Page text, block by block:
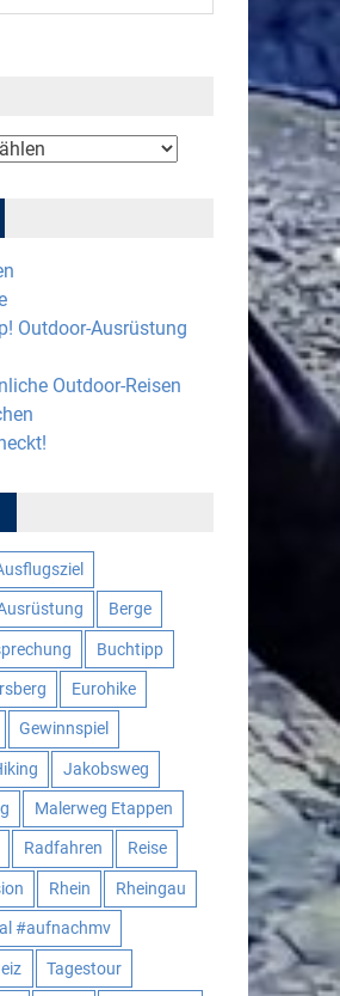
Outdoor-Ausrüstung
Outdoor-Reisen
Berge
Buchtipp
Eurohike
Gewinnspiel
Jakobsweg
Malerweg Etappen
Radfahren Reise
Rhein Rheingau
#aufnachmv
Tagestour